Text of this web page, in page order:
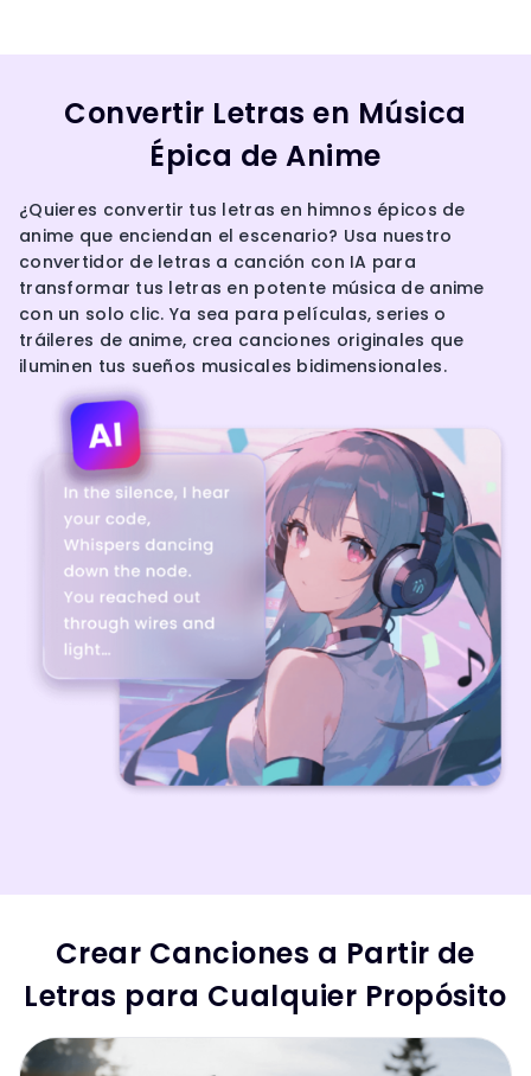
Convertir Letras en Música
Épica de Anime
¿Quieres convertir tus letras en himnos épicos de
anime que enciendan el escenario? Usa nuestro
convertidor de letras a canción con IA para
transformar tus letras en potente música de anime
con un solo clic. Ya sea para películas, series o
tráileres de anime, crea canciones originales que
iluminen tus sueños musicales bidimensionales.
Crear Canciones a Partir de
Letras para Cualquier Propósito